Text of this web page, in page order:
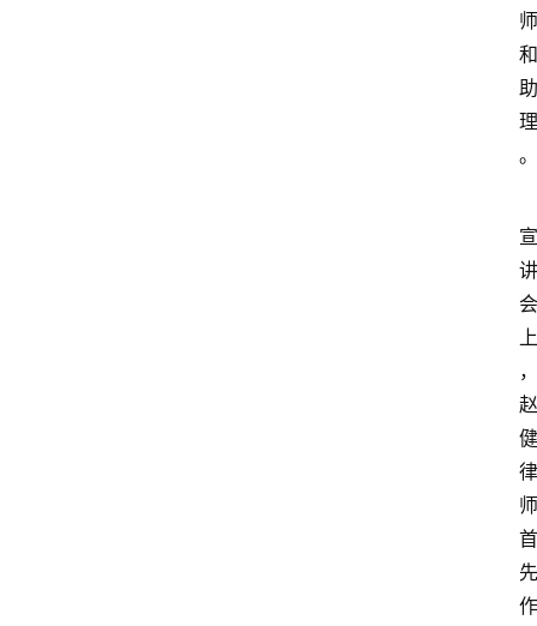
师
和
助
理
。
宣
讲
会
上
，
赵
健
律
师
首
先
作